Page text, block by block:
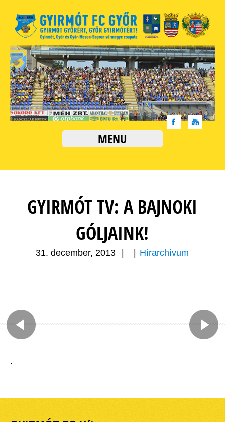
MENU
GYIRMÓT TV: A BAJNOKI
GÓLJAINK!
31. december, 2013 Hírarchívum
.